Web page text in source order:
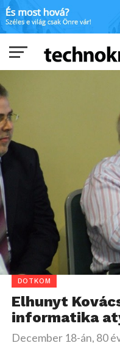
DOTKOM
Elhunyt
informatika
December 18-án, 80